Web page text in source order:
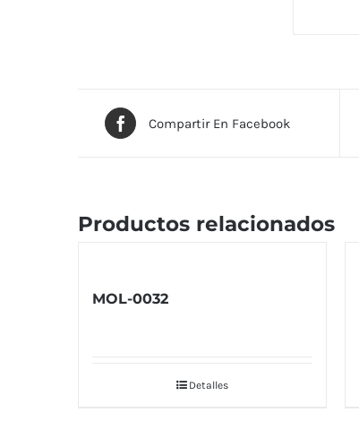
Compartir En Facebook
Productos relacionados
MOL-0032
Detalles